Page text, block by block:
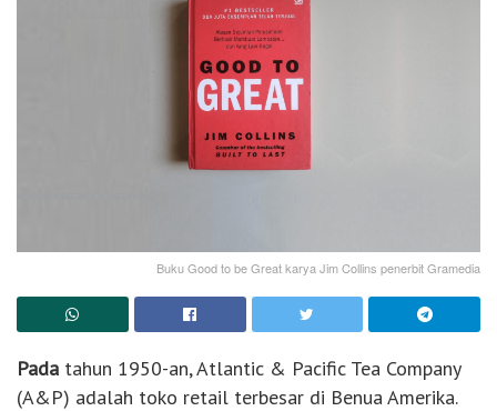
Buku Good to be Great karya Jim Collins penerbit Gramedia
Pada tahun 1950-an, Atlantic & Pacific Tea Company
(A&P) adalah toko retail terbesar di Benua Amerika.